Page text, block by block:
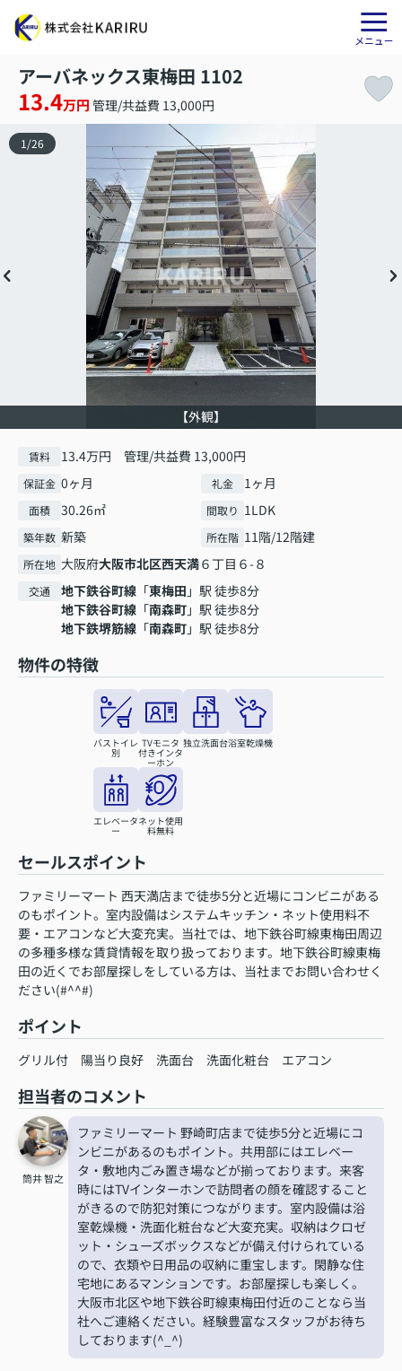
アーバネックス東梅田 1102
13.4万円 管理/共益費 13,000円
【外観】
1 /26
賃料 13.4万円 管理/共益費 13,000円
保証金 0ヶ月 礼金 1ヶ月
面積 30.26㎡ 間取り 1LDK
築年数 新築 所在階 11階/12階建
所在地 大阪府大阪市北区西天満６丁目６-８
交通 地下鉄谷町線 「東梅田 」駅 徒歩8分
地下鉄谷町線 「南森町」駅 徒歩8分
地下鉄堺筋線 「南森町」駅 徒歩8分
物件の特徴
バストイレ
別
TVモニタ
付きインタ
ーホン
独立洗面台浴室乾燥機
エレベータ
ー
ネット使用
料無料
セールスポイント
ファミリーマート 西天満店まで徒歩5分と近場にコンビニがある
のもポイント。室内設備はシステムキッチン・ネット使用料不
要・エアコンなど大変充実。当社では、地下鉄谷町線東梅田周辺
の多種多様な賃貸情報を取り扱っております。地下鉄谷町線東梅
田の近くでお部屋探しをしている方は、当社までお問い合わせく
ださい(#^^#)
ポイント
グリル付 陽当り良好 洗面台 洗面化粧台 エアコン
担当者のコメント
筒井 智之
ファミリーマート 野崎町店まで徒歩5分と近場にコ
ンビニがあるのもポイント。共用部にはエレベー
タ・敷地内ごみ置き場などが揃っております。来客
時にはTVインターホンで訪問者の顔を確認すること
がきるので防犯対策につながります。室内設備は浴
室乾燥機・洗面化粧台など大変充実。収納はクロゼ
ット・シューズボックスなどが備え付けられている
ので、衣類や日用品の収納に重宝します。閑静な住
宅地にあるマンションです。お部屋探しも楽しく。
大阪市北区や地下鉄谷町線東梅田付近のことなら当
社へご連絡ください。経験豊富なスタッフがお待ち
しております(^_^)